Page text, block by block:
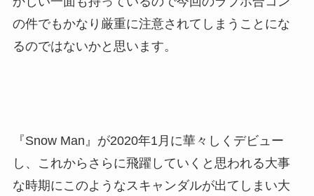
の件でもかなり厳重に注意されてしまうことにな
るのではないかと思います。
『Snow Man』が2020年1月に華々しくデビュー
し、これからさらに飛躍していくと思われる大事
な時期にこのようなスキャンダルが出てしまい大